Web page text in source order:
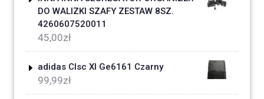
DO WALIZKI SZAFY ZESTAW 8SZ.
4260607520011
45,00zł
adidas Clsc Xl Ge6161 Czarny
99,99zł